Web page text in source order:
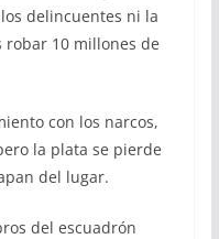
delincuentes ni la
robar 10 millones de
con los narcos,
la plata se pierde
del lugar.
del escuadrón